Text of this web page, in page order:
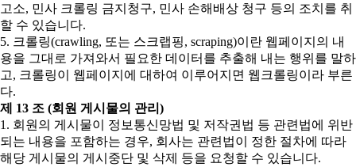
고소, 민사 크롤링 금지청구, 민사 손해배상 청구 등의 조치를 취
할 수 있습니다.
5. 크롤링(crawling, 또는 스크랩핑, scraping)이란 웹페이지의 내
용을 그대로 가져와서 필요한 데이터를 추출해 내는 행위를 말하
고, 크롤링이 웹페이지에 대하여 이루어지면 웹크롤링이라 부른
다.
제 13 조 (회원 게시물의 관리)
1. 회원의 게시물이 정보통신망법 및 저작권법 등 관련법에 위반
되는 내용을 포함하는 경우, 회사는 관련법이 정한 절차에 따라
해당 게시물의 게시중단 및 삭제 등을 요청할 수 있습니다.